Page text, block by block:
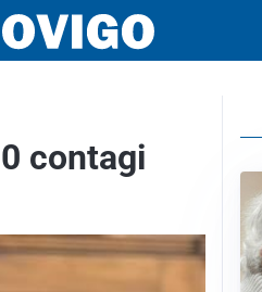
contagi